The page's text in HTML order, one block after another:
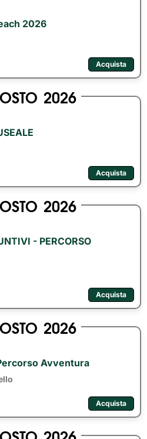
2026
Acquista
2026
Acquista
2026
- PERCORSO
Acquista
2026
Avventura
Acquista